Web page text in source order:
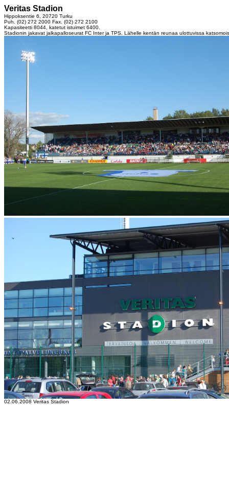
Veritas Stadion
Hippoksentie 6, 20720 Turku
Puh. (02) 272 2000 Fax. (02) 272 2100
Kapasiteetti 8044, katetut istuimet 6400.
Stadionin jakavat jalkapalloseurat FC Inter ja TPS. Lähelle kentän reunaa ulottuvissa
02.06.2008 Veritas Stadion